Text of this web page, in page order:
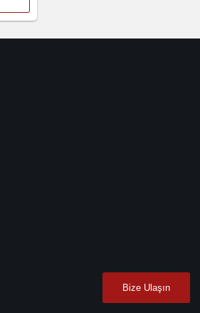
Bize Ulaşın